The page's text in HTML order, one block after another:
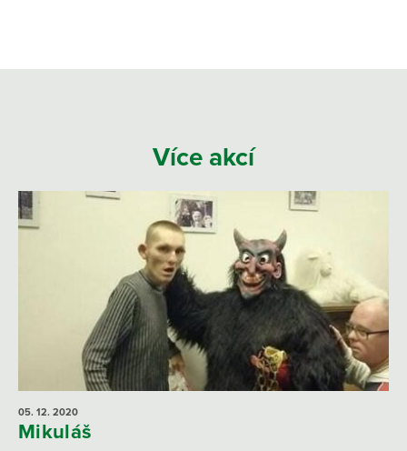
Více akcí
05. 12. 2020
Mikuláš